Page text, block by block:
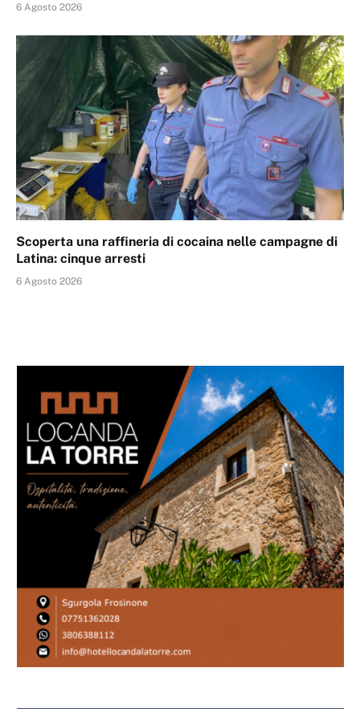
6 Agosto 2026
Scoperta una raffineria di cocaina nelle campagne di
Latina: cinque arresti
6 Agosto 2026